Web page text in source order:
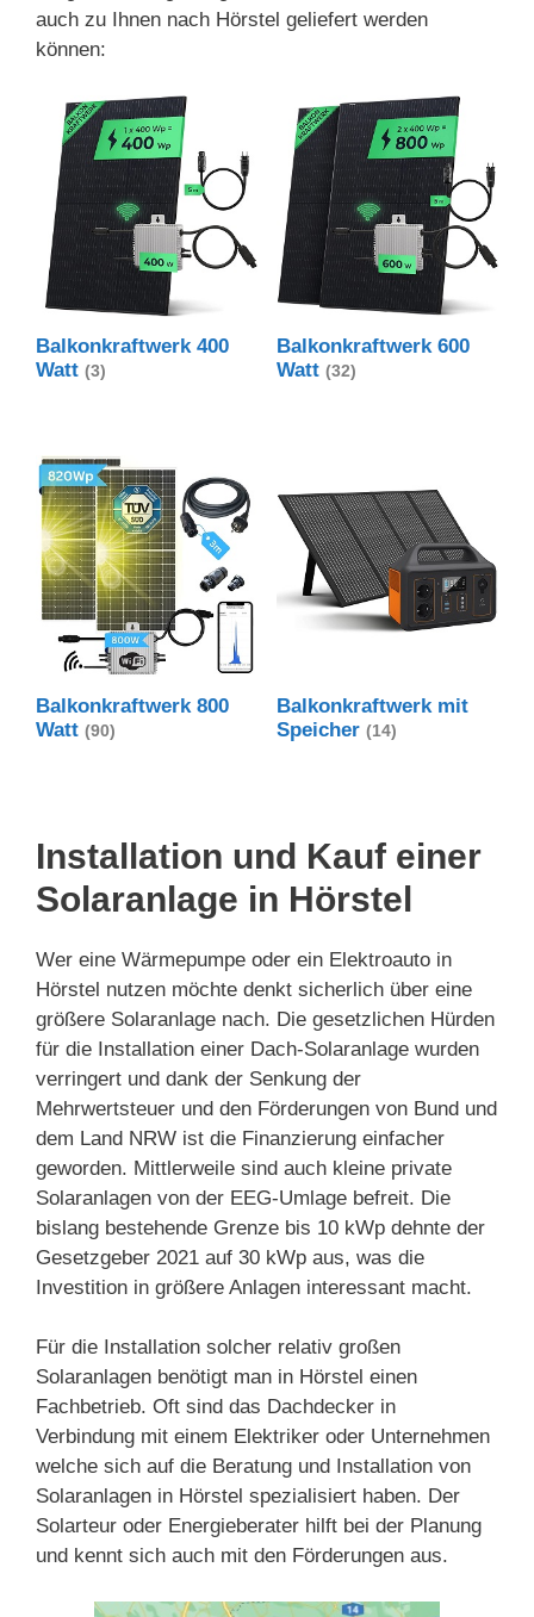
auch zu Ihnen nach Hörstel geliefert werden
können:
Balkonkraftwerk 400
Watt (3)
Balkonkraftwerk 600
Watt (32)
Balkonkraftwerk 800
Watt (90)
Balkonkraftwerk mit
Speicher (14)
Installation und Kauf einer
Solaranlage in Hörstel
Wer eine Wärmepumpe oder ein Elektroauto in
Hörstel nutzen möchte denkt sicherlich über eine
größere Solaranlage nach. Die gesetzlichen Hürden
für die Installation einer Dach-Solaranlage wurden
verringert und dank der Senkung der
Mehrwertsteuer und den Förderungen von Bund und
dem Land NRW ist die Finanzierung einfacher
geworden. Mittlerweile sind auch kleine private
Solaranlagen von der EEG-Umlage befreit. Die
bislang bestehende Grenze bis 10 kWp dehnte der
Gesetzgeber 2021 auf 30 kWp aus, was die
Investition in größere Anlagen interessant macht.
Für die Installation solcher relativ großen
Solaranlagen benötigt man in Hörstel einen
Fachbetrieb. Oft sind das Dachdecker in
Verbindung mit einem Elektriker oder Unternehmen
welche sich auf die Beratung und Installation von
Solaranlagen in Hörstel spezialisiert haben. Der
Solarteur oder Energieberater hilft bei der Planung
und kennt sich auch mit den Förderungen aus.